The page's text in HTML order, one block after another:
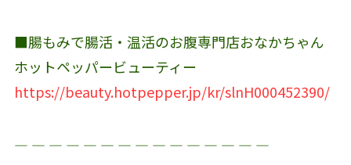
■腸もみで腸活・温活のお腹専門店おなかちゃん
ホットペッパービューティー
https://beauty.hotpepper.jp/kr/slnH000452390/
― ― ― ― ― ― ― ― ― ― ― ― ― ― ―